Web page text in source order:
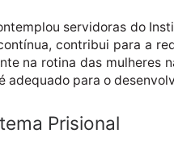
servidoras do
contribui para a
na rotina das mulheres
adequado para o
Prisional